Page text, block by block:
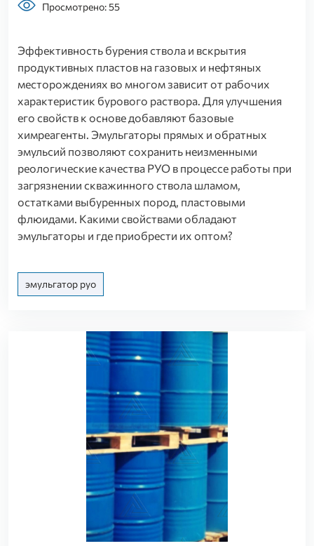
Просмотрено: 55
Эффективность бурения ствола и вскрытия
продуктивных пластов на газовых и нефтяных
месторождениях во многом зависит от рабочих
характеристик бурового раствора. Для улучшения
его свойств к основе добавляют базовые
химреагенты. Эмульгаторы прямых и обратных
эмульсий позволяют сохранить неизменными
реологические качества РУО в процессе работы при
загрязнении скважинного ствола шламом,
остатками выбуренных пород, пластовыми
флюидами. Какими свойствами обладают
эмульгаторы и где приобрести их оптом?
эмульгатор руо